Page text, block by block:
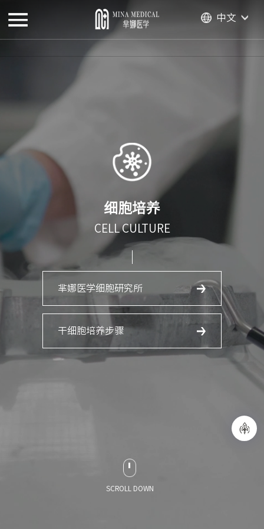
中文
SCROLL DOWN
细胞培养
CELL CULTURE
芈娜医学细胞研究所
干细胞培养步骤